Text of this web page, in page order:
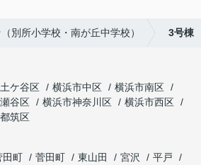
所小学校・南が丘中学校） 3号棟
ケ谷区 横浜市中区
横浜市南区
谷区 横浜市神奈川区
横浜市西区
筑区
田町 菅田町 東山田 宮沢
平戸